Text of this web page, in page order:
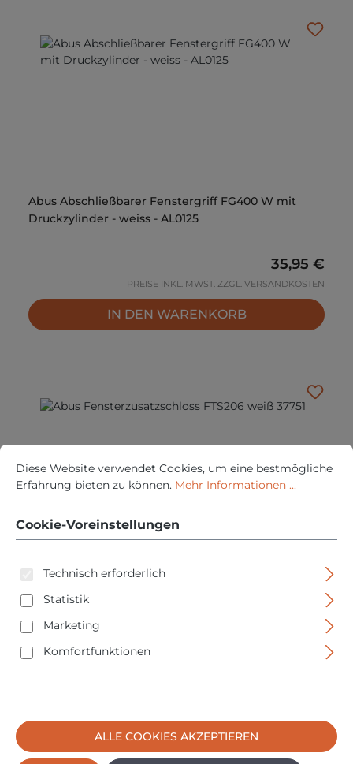
Abus Abschließbarer Fenstergriff FG400 W mit
Druckzylinder - weiss - AL0125
Regulärer
35,95 €
PREISE INKL. MWST. ZZGL. VERSANDKOSTEN
IN DEN WARENKORB
Regulärer
PREISE INKL. MWST. ZZGL. VERSANDKOSTEN
Cookie-Voreinstellungen
Diese Website verwendet Cookies, um eine bestmögliche
Diese Website verwendet Cookies, um eine bestmögliche
Erfahrung bieten zu können. Mehr Informationen ...
Cookie-Voreinstellungen
Technisch erforderlich
Statistik
Marketing
Komfortfunktionen
ALLE COOKIES AKZEPTIEREN